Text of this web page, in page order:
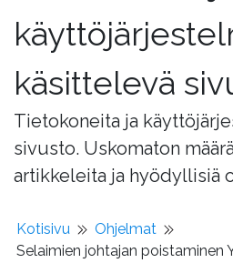
käsittelevä
Tietokoneita ja
sivusto. Uskomaton
artikkeleita ja hyödyllisiä
Kotisivu
Ohjelmat
Selaimien johtajan poistaminen